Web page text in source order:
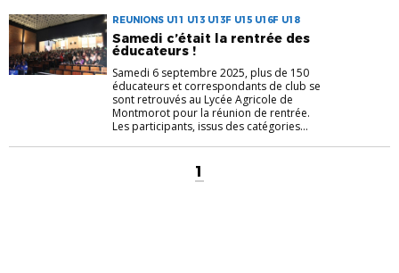
REUNIONS U11 U13 U13F U15 U16F U18
Samedi c’était la rentrée des
éducateurs !
Samedi 6 septembre 2025, plus de 150
éducateurs et correspondants de club se
sont retrouvés au Lycée Agricole de
Montmorot pour la réunion de rentrée.
Les participants, issus des catégories...
1